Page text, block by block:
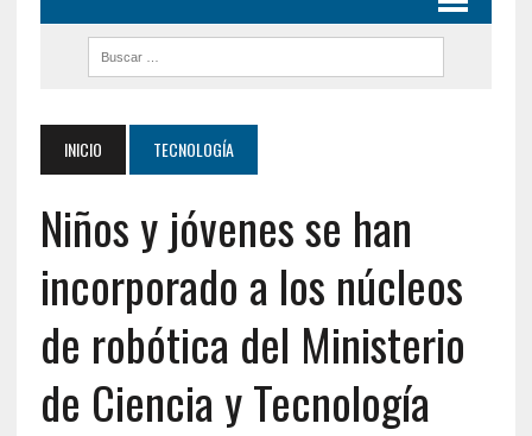
INICIO TECNOLOGÍA
Niños y jóvenes se han
incorporado a los núcleos
de robótica del Ministerio
de Ciencia y Tecnología